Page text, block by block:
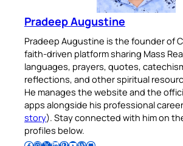
Pradeep Augustine
Pradeep Augustine is the founder of
faith-driven platform sharing Mass
languages, prayers, quotes,
reflections, and other spiritual
He manages the website and the
apps alongside his professional
story). Stay connected with him on
profiles below.